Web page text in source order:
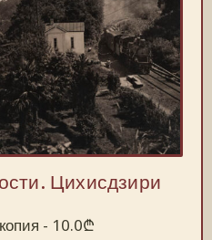
Цихисдзири
- 10.0₾